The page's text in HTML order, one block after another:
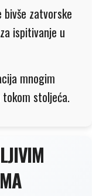
bivše zatvorske
ispitivanje u
mnogim
stoljeća.